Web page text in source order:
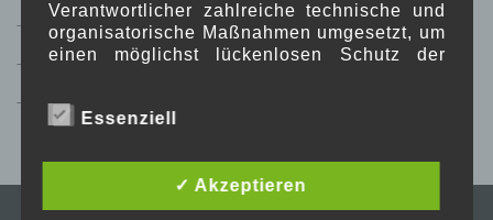
Persönliches
Skulpturen
Uncategorized
Verantwortlicher zahlreiche technische und
organisatorische Maßnahmen umgesetzt, um
einen möglichst lückenlosen Schutz der
Dennoch können Internetbasierte
Sicherheitslücken aufweisen, sodass ein
absoluter Schutz nicht gewährleistet werden
kann. Aus diesem Grund steht es jeder
Essenziell
✓ Akzeptieren